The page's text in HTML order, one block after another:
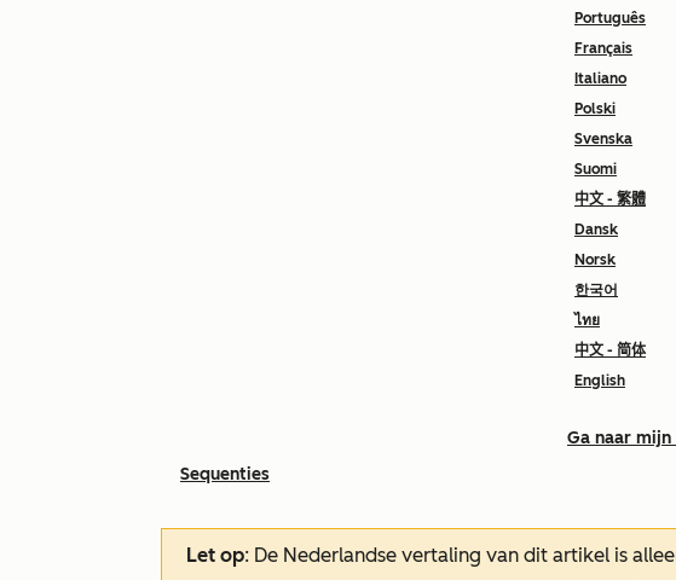
Português
Français
Italiano
Polski
Svenska
Suomi
中文 - 繁體
Dansk
Norsk
한국어
ไทย
中文 - 简体
English
Ga naar mijn
Sequenties
Let op: De Nederlandse vertaling van dit artikel is